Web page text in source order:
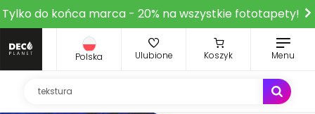
Tylko do końca marca - 20% na wszystkie fototapety!
Polska Ulubione Koszyk Menu